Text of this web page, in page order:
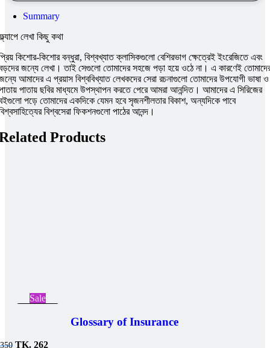
Summary
লেখা কিছু কথা
কিশোর-কিশোর বন্ধুরা, বিশ্বখ্যাত ক্লাসিকগুলো বেশিরভাগ ক্ষেত্রেই ইংরেজিতে এবং
জন্যে লেখা। তাই সেগুলো তোমাদের সহজে পড়া হয়ে ওঠে না। এ কারণেই
আমাদের এ প্রয়াস বিশ্ববিখ্যাত লেখকদের সেরা রচনাগুলো তোমাদের উপযোগী ভাষা ও
পাতায় ছবির মাধ্যমে উপস্থাপন করতে পেরে আমরা আনন্দিত। আমাদের এ সিরিজের
পড়ে তোমাদের একদিকে যেমন হবে সৃজনশীলতার বিকাশ, অন্যদিকে পাবে
বিশ্বসেরা ফিকশনগুলো পাঠের আনন্দ।
Products
Sale
Glossary of Insurance
350 Original
TK. 262Current